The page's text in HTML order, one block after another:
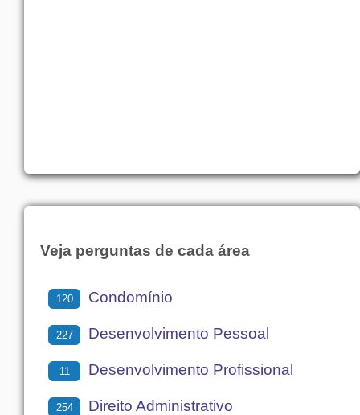
Veja perguntas de cada área
120 Condomínio
227 Desenvolvimento Pessoal
11 Desenvolvimento Profissional
254 Direito Administrativo